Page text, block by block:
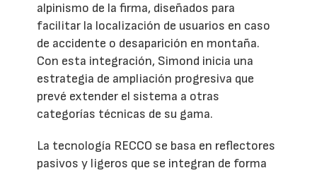
alpinismo de la firma, diseñados para
facilitar la localización de usuarios en caso
de accidente o desaparición en montaña.
Con esta integración, Simond inicia una
estrategia de ampliación progresiva que
prevé extender el sistema a otras
categorías técnicas de su gama.
La tecnología RECCO se basa en reflectores
pasivos y ligeros que se integran de forma